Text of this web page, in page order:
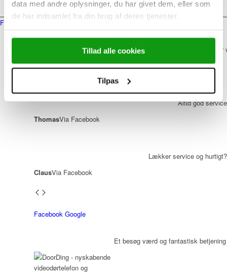
data med andre oplysninger, du har givet dem, eller som
de har indsamlet fra din brug af deres tjenester.
Tillad alle cookies
Tilpas
Facebook
Seriøst firma
ReneéVia Facebook
Altid god
ThomasVia Facebook
Lækker service og
ClausVia Facebook
Facebook Google
Et besøg værd og fantastisk